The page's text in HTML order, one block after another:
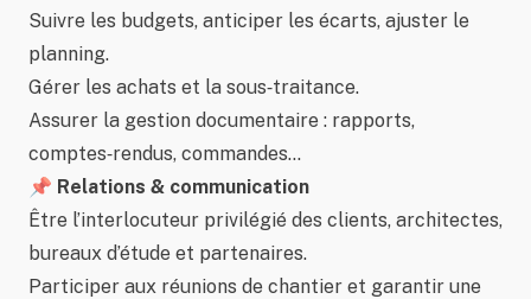
Suivre les budgets, anticiper les écarts, ajuster le
planning.
Gérer les achats et la sous‑traitance.
Assurer la gestion documentaire : rapports,
comptes‑rendus, commandes…
📌 Relations & communication
Être l’interlocuteur privilégié des clients, architectes,
bureaux d’étude et partenaires.
Participer aux réunions de chantier et garantir une